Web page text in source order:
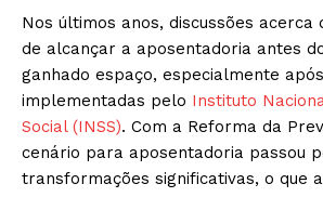
Nos últimos anos, discussões acerca
de alcançar a aposentadoria antes
ganhado espaço, especialmente
implementadas pelo Instituto
Social (INSS). Com a Reforma da
cenário para aposentadoria passou
transformações significativas, o que